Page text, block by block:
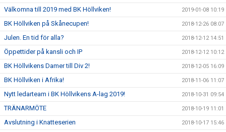
Välkomna till 2019 med BK Höllviken! 2019-01-08 10:19
BK Höllviken på Skånecupen! 2018-12-26 08:07
Julen. En tid för alla? 2018-12-12 14:51
Öppettider på kansli och IP 2018-12-12 10:12
BK Höllvikens Damer till Div 2! 2018-12-05 16:09
BK Höllviken i Afrika! 2018-11-06 11:07
Nytt ledarteam i BK Höllvikens A-lag 2019! 2018-10-31 09:54
TRÄNARMÖTE 2018-10-19 11:01
Avslutning i Knatteserien 2018-10-17 15:46